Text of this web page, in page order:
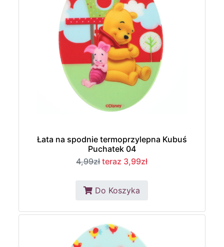
Łata na spodnie termoprzylepna Kubuś
Puchatek 04
4,99zł teraz 3,99zł
Do Koszyka